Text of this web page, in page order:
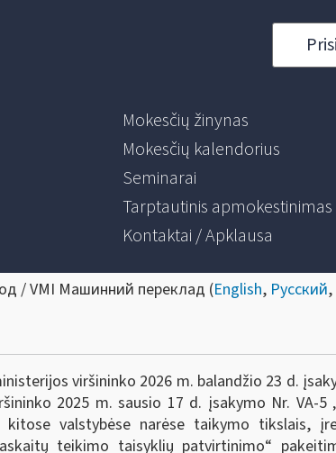
Mokesčių žinynas
Mokesčių kalendorius
Seminarai
Tarptautinis apmokestinimas
Kontaktai / Apklausa
/ VMI Машинний переклад (English, Русский,
viršininko 2026 m. balandžio 23 d.
2025 m. sausio 17 d. įsakymo Nr. VA-5
kitose valstybėse narėse taikymo tikslais,
teikimo taisyklių patvirtinimo“